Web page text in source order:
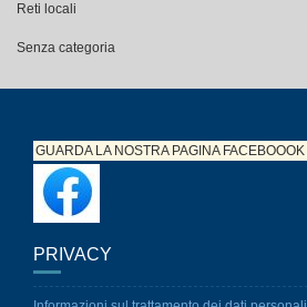
Reti locali
Senza categoria
GUARDA LA NOSTRA PAGINAFACEBOOOK
PRIVACY